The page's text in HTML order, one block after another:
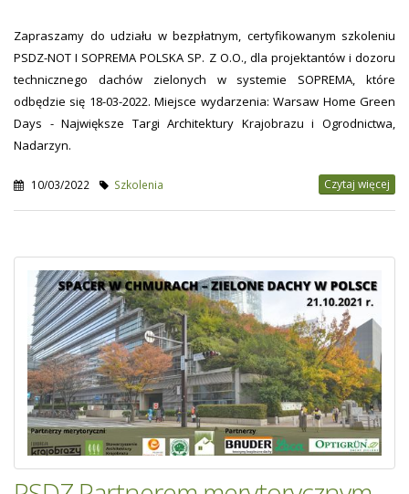
Zapraszamy do udziału w bezpłatnym, certyfikowanym szkoleniu
PSDZ-NOT I SOPREMA POLSKA SP. Z O.O., dla projektantów i dozoru
technicznego dachów zielonych w systemie SOPREMA, które
odbędzie się 18-03-2022. Miejsce wydarzenia: Warsaw Home Green
Days - Największe Targi Architektury Krajobrazu i Ogrodnictwa,
Nadarzyn.
10/03/2022 Szkolenia Czytaj więcej